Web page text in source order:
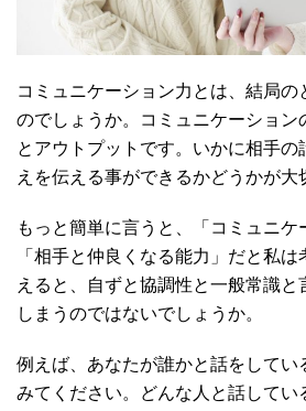
コミュニケーション力とは、結局の
のでしょうか。コミュニケーション
とアウトプットです。いかに相手
えを伝える事ができるかどうかが大
もっと簡単に言うと、「コミュニケ
「相手と仲良くなる能力」だと私
えると、自ずと協調性と一般常識と
しまうのではないでしょうか。
例えば、あなたが誰かと話をしてい
みてください。どんな人と話してい